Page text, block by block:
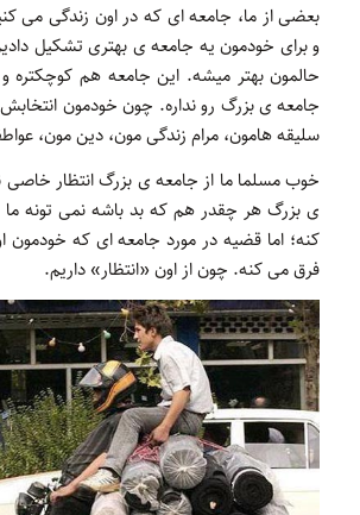
بعضی از ما، جامعه ای که در اون زندگی می
و برای خودمون یه جامعه ی بهتری تشکیل
حالمون بهتر میشه. این جامعه هم
جامعه ی بزرگ رو نداره. چون خودمون
سلیقه هامون، مرام زندگی مون،‌ دین مون،‌
خوب مسلما ما از جامعه ی بزرگ انتظار خاصی
ی بزرگ هر چقدر هم که بد باشه نمی تونه
کنه؛ اما قضیه در مورد جامعه ای که
فرق می کنه. چون از اون «انتظار» داریم.